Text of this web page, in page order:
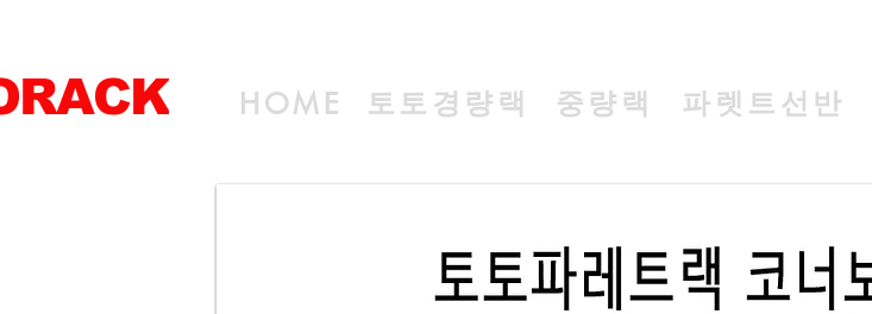
HOME 토토경량랙 중량랙 파렛트선반